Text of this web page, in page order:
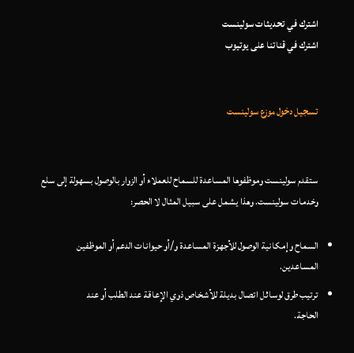
اشترك في تحديثات سولينست
اشترك في قناتنا على يوتيوب
تسجيل دخول موزع سولينست
ستقدم سولينست وموظفوها المساعدة للسماح للعملاء أو الزوار بالوصول بسهولة إلى سلع
وخدمات سولينست. وهذا يشمل على سبيل المثال لا الحصر:
السماح وإمكانية الوصول للأجهزة المساعدة و/أو حيوانات الدعم أو الموظفين
المساعدين.
ترتيب طرق لوسائل اتصال بديلة للأشخاص ذوي الإعاقة عند الطلب أو عند
الحاجة.